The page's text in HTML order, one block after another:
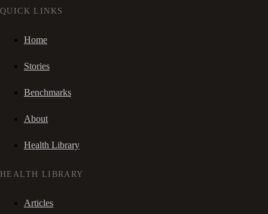
QUICK LINKS
Home
Stories
Benchmarks
About
Health Library
HEALTH LIBRARY
Articles